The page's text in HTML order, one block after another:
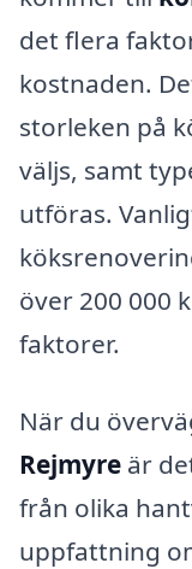
det flera
kostnaden.
storleken på
väljs, samt
utföras.
över 200 000
faktorer.
När du
Rejmyre är
från olika
uppfattning